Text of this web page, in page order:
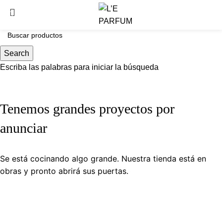
Tenemos grandes proyectos por
anunciar
Se está cocinando algo grande. Nuestra tienda está en
obras y pronto abrirá sus puertas.
Search
Escriba las palabras para iniciar la búsqueda